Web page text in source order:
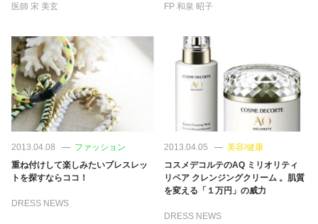
医師 宋 美玄 FP 和泉 昭子
2013.04.08
ファッション
重ね付けして楽しみたいブレスレッ
トを探すならココ！
DRESS NEWS
2013.04.05
美容/健康
コスメデコルテのAQ ミリオリティ
リペア クレンジングクリーム 。肌質
を変える「１万円」の威力
DRESS NEWS